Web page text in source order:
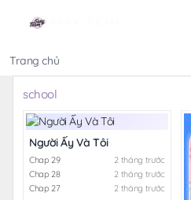
Trang chủ
school
Người Ấy Và Tôi
Chap 29
2 tháng trước
Chap 28
2 tháng trước
Chap 27
2 tháng trước